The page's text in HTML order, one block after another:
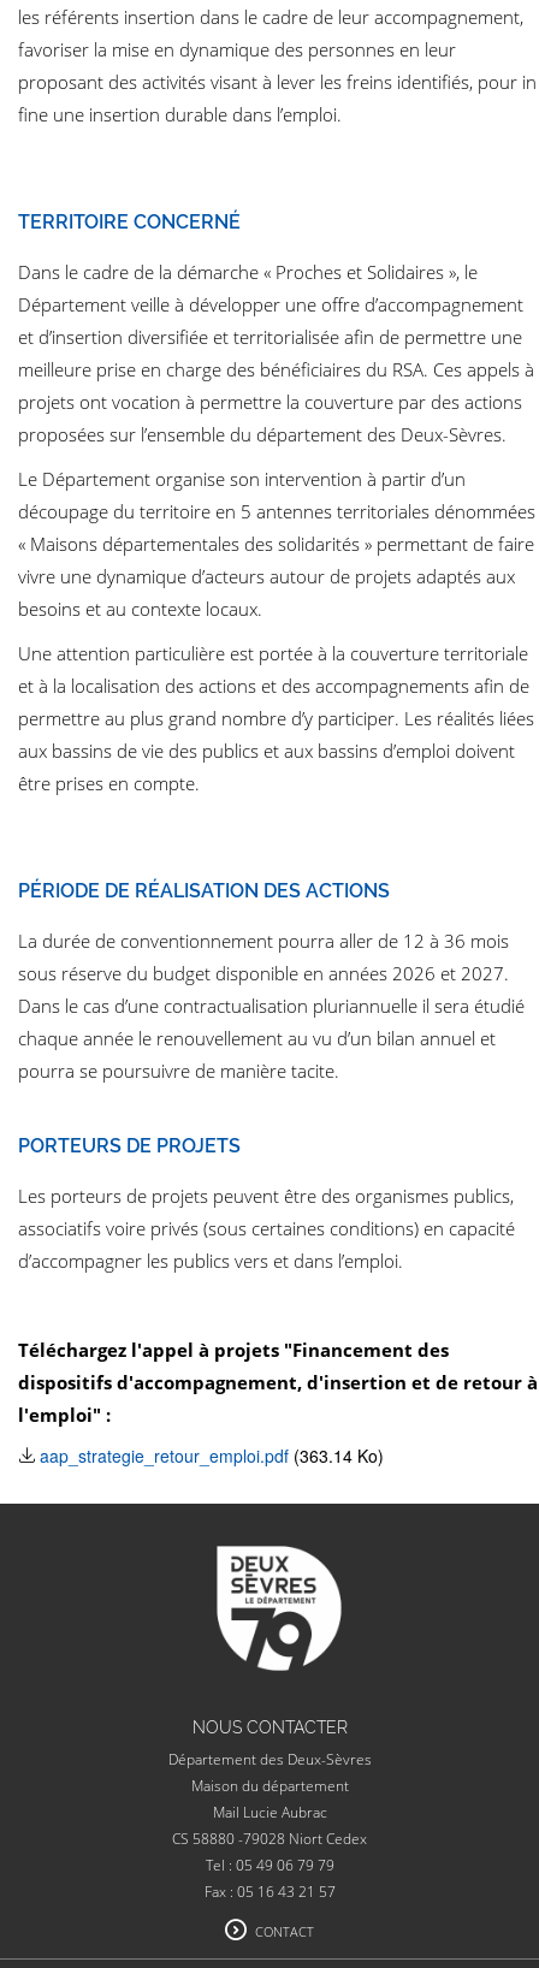
les référents insertion dans le cadre de leur accompagnement,
favoriser la mise en dynamique des personnes en leur
proposant des activités visant à lever les freins identifiés, pour in
fine une insertion durable dans l’emploi.
TERRITOIRE CONCERNÉ
Dans le cadre de la démarche « Proches et Solidaires », le
Département veille à développer une offre d’accompagnement
et d’insertion diversifiée et territorialisée afin de permettre une
meilleure prise en charge des bénéficiaires du RSA. Ces appels à
projets ont vocation à permettre la couverture par des actions
proposées sur l’ensemble du département des Deux-Sèvres.
Le Département organise son intervention à partir d’un
découpage du territoire en 5 antennes territoriales dénommées
« Maisons départementales des solidarités » permettant de faire
vivre une dynamique d’acteurs autour de projets adaptés aux
besoins et au contexte locaux.
Une attention particulière est portée à la couverture territoriale
et à la localisation des actions et des accompagnements afin de
permettre au plus grand nombre d’y participer. Les réalités liées
aux bassins de vie des publics et aux bassins d’emploi doivent
être prises en compte.
PÉRIODE DE RÉALISATION DES ACTIONS
La durée de conventionnement pourra aller de 12 à 36 mois
sous réserve du budget disponible en années 2026 et 2027.
Dans le cas d’une contractualisation pluriannuelle il sera étudié
chaque année le renouvellement au vu d’un bilan annuel et
pourra se poursuivre de manière tacite.
PORTEURS DE PROJETS
Les porteurs de projets peuvent être des organismes publics,
associatifs voire privés (sous certaines conditions) en capacité
d’accompagner les publics vers et dans l’emploi.
Téléchargez l'appel à projets "Financement des
dispositifs d'accompagnement, d'insertion et de retour à
l'emploi" :
aap_strategie_retour_emploi.pdf (363.14 Ko)
NOUS CONTACTER
Département des Deux-Sèvres
Maison du département
Mail Lucie Aubrac
CS 58880 -79028 Niort Cedex
Tel : 05 49 06 79 79
Fax : 05 16 43 21 57
CONTACT